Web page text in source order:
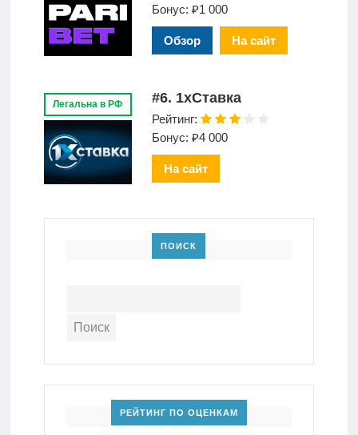
Бонус: ₽1 000
Обзор На сайт
Легальна в РФ #6. 1xСтавка
Рейтинг:
Бонус: ₽4 000
На сайт
ПОИСК
РЕЙТИНГ ПО ОЦЕНКАМ